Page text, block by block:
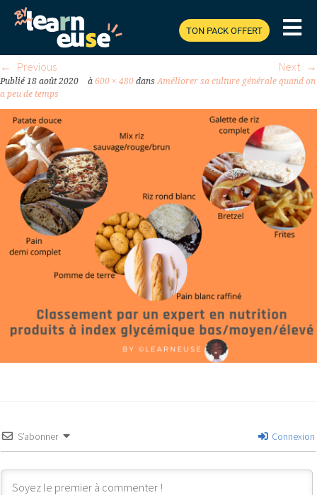
TON PACK OFFERT
GENERALE.PNG
Previous Next
Publié 18 août 2020 à 600 × 480 dansAméliorer sa culture générale quand on
a peu de temps
S’abonner Connexion